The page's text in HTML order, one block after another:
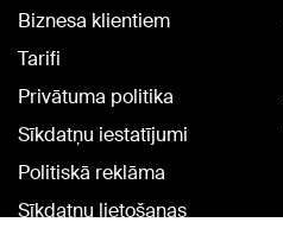
Biznesa klientiem
Tarifi
Privātuma politika
Sīkdatņu iestatījumi
Politiskā reklāma
Sīkdatņu lietošanas